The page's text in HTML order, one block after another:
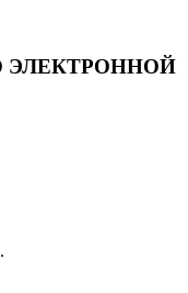
ЭЛЕКТРОННОЙ